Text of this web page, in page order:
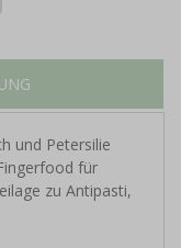
und Petersilie
für
zu Antipasti,